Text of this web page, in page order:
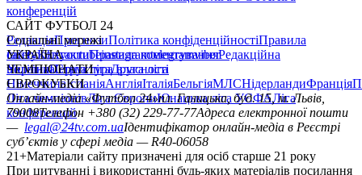
конференцій
САЙТ ФУТБОЛ 24
РедакціяПрогнозиПолітика конфіденційностіПравила
сайтуКонтактиПравила коментуванняРедакційна
політикаСтруктура власності
Соціальні мережі
facebookxyoutubeinstagramtelegramviber
УКРАЇНА
УкраїнаПерша лігаДруга ліга
ЧЕМПІОНАТИ
НімеччинаІспаніяАнгліяІталіяБельгіяМЛСНідерландиФранція
ЄВРОКУБКИ
Ліга чемпіонівЛіга ЄвропиЮнацька ліга УЄФАЛіга
конференцій
Онлайн-медіа «Футбол 24»пл. Галицька, буд. 15, м. Львів,
79008Телефон +380 (32) 229-77-77Адреса електронної пошти
— legal@24tv.com.uaІдентифікатор онлайн-медіа в Реєстрі
суб’єктів у сфері медіа — R40-06058
21+Матеріали сайту призначені для осіб старше 21 року
При цитуванні і використанні будь-яких матеріалів посилання